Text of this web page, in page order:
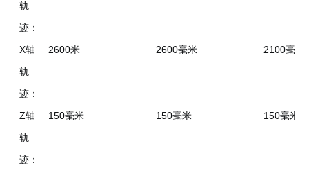
轨
迹：
X轴
轨
迹：
2600米 2600毫米 2100毫米
Z轴
轨
迹：
150毫米 150毫米 150毫米